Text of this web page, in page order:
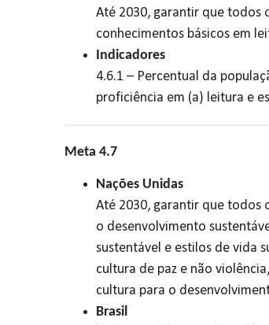
Até 2030, garantir que todos
conhecimentos básicos em
Indicadores
4.6.1 – Percentual da
proficiência em (a) leitura e
Meta 4.7
Nações Unidas
Até 2030, garantir que todos
o desenvolvimento
sustentável e estilos de vida
cultura de paz e não
cultura para o
Brasil